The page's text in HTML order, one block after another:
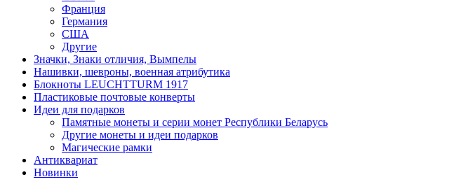
Франция
Германия
США
Другие
Значки, Знаки отличия, Вымпелы
Нашивки, шевроны, военная атрибутика
Блокноты LEUCHTTURM 1917
Пластиковые почтовые конверты
Идеи для подарков
Памятные монеты и серии монет Республики Беларусь
Другие монеты и идеи подарков
Магические рамки
Антиквариат
Новинки